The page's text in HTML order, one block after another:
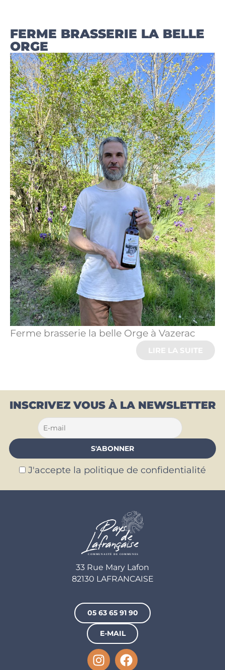
FERME BRASSERIE LA BELLE
ORGE
Ferme brasserie la belle Orge à Vazerac
LIRE LA SUITE
INSCRIVEZ VOUS À LA NEWSLETTER
J'accepte la politique de confidentialité
33 Rue Mary Lafon
82130 LAFRANCAISE
05 63 65 91 90
E-MAIL